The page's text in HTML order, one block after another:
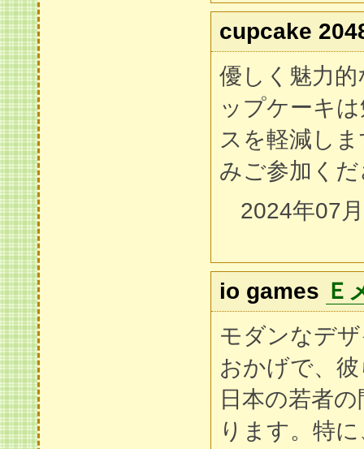
cupcake
優しく魅力
ップケーキ
スを軽減し
みご参加く
2024年07
io games Ｅ
モダンなデ
おかげで、
日本の若者
ります。特